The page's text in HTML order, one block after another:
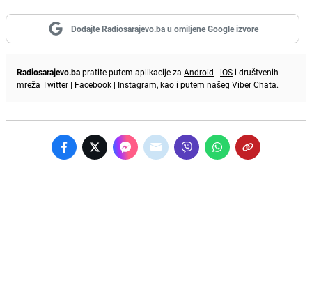
Dodajte Radiosarajevo.ba u omiljene Google izvore
Radiosarajevo.bapratite putem aplikacije za Android | iOS i društvenih
mreža Twitter | Facebook | Instagram, kao i putem našeg ViberChata.